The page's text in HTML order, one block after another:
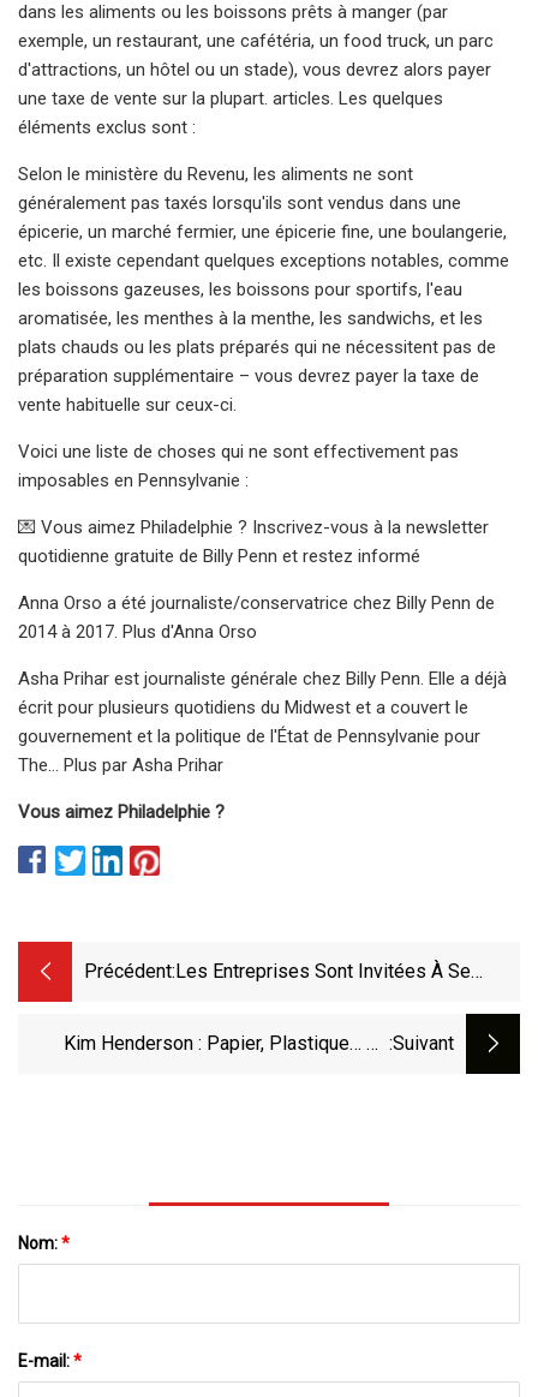
dans les aliments ou les boissons prêts à manger (par
exemple, un restaurant, une cafétéria, un food truck, un parc
d'attractions, un hôtel ou un stade), vous devrez alors payer
une taxe de vente sur la plupart. articles. Les quelques
éléments exclus sont :
Selon le ministère du Revenu, les aliments ne sont
généralement pas taxés lorsqu'ils sont vendus dans une
épicerie, un marché fermier, une épicerie fine, une boulangerie,
etc. Il existe cependant quelques exceptions notables, comme
les boissons gazeuses, les boissons pour sportifs, l'eau
aromatisée, les menthes à la menthe, les sandwichs, et les
plats chauds ou les plats préparés qui ne nécessitent pas de
préparation supplémentaire – vous devrez payer la taxe de
vente habituelle sur ceux-ci.
Voici une liste de choses qui ne sont effectivement pas
imposables en Pennsylvanie :
💌 Vous aimez Philadelphie ? Inscrivez-vous à la newsletter
quotidienne gratuite de Billy Penn et restez informé
Anna Orso a été journaliste/conservatrice chez Billy Penn de
2014 à 2017. Plus d'Anna Orso
Asha Prihar est journaliste générale chez Billy Penn. Elle a déjà
écrit pour plusieurs quotidiens du Midwest et a couvert le
gouvernement et la politique de l'État de Pennsylvanie pour
The... Plus par Asha Prihar
Vous aimez Philadelphie ?
Précédent: Les Entreprises Sont Invitées À Se
Prochain, De Certains
Kim Henderson : Papier, Plastique… Ou :suivant
Nom:*
E-mail:*